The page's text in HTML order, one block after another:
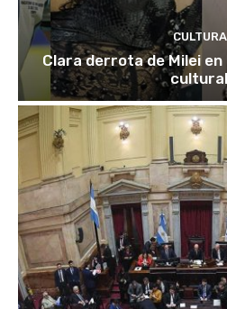
CULTURA
Clara derrota de Milei